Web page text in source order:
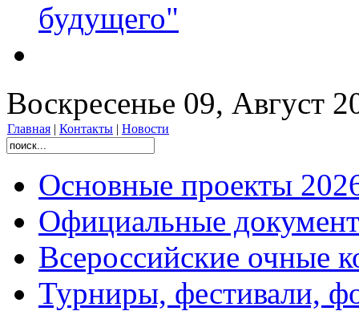
будущего"
Воскресенье 09, Август
Главная | Контакты | Новости
Основные проекты
Официальные
Всероссийские очные
Турниры, фестивали,